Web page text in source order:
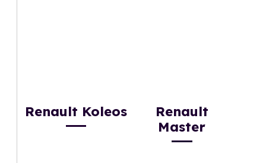
Renault Koleos
Renault
Master